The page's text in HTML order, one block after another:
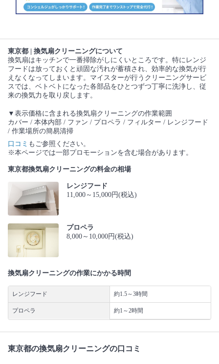
東京都 | 換気扇クリーニングについて
換気扇はキッチンで一番掃除がしにくいところです。特にレンジ
フードは放っておくと頑固な汚れが蓄積され、効率的な換気が行
えなくなってしまいます。マイスターが行うクリーニングサービ
スでは、ベトベトになった各部品をひとつずつ丁寧に洗浄し、従
来の換気力を取り戻します。
▼表示価格に含まれる換気扇クリーニングの作業範囲
カバー / 本体内部 / ファン / プロペラ / フィルター / レンジフード
/ 作業場所の簡易清掃
口コミ もご参照ください。
※本ページでは一部プロモーションを含む場合があります。
東京都換気扇クリーニングの料金の相場
レンジフード
11,000～15,000円(税込)
プロペラ
8,000～10,000円(税込)
換気扇クリーニングの作業にかかる時間
レンジフード 約1.5～3時間
プロペラ 約1～2時間
東京都の換気扇クリーニングの口コミ